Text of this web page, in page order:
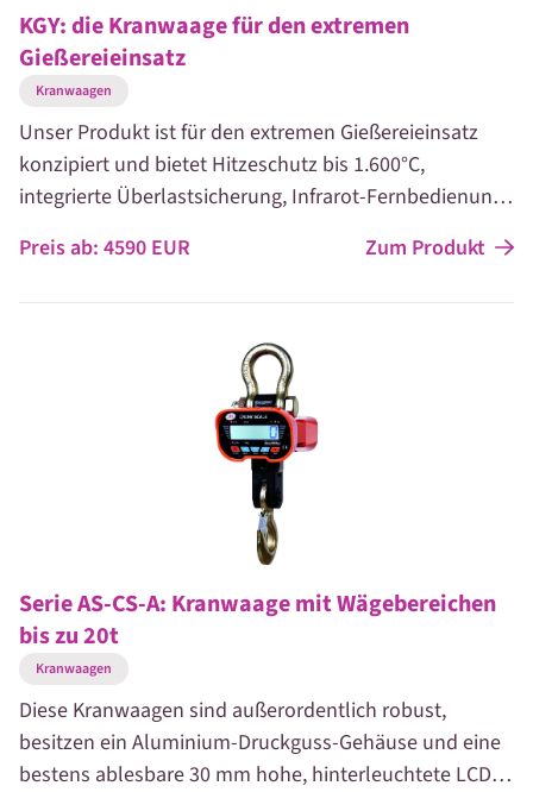
KGY: die Kranwaage für den extremen
Gießereieinsatz
Kranwaagen
Unser Produkt ist für den extremen Gießereieinsatz
konzipiert und bietet Hitzeschutz bis 1.600°C,
integrierte Überlastsicherung, Infrarot-Fernbedienung
Stunden Laufzeit. Es schützt gegen Schocklasten, zeigt
baumustergeprüften Markenanschlagmitteln und
flexiblen Sonderausführungen, ist es vielseitig
einsetzbar und erweiterbar.
Preis ab: 4590 EUR Zum Produkt
Serie AS-CS-A: Kranwaage mit Wägebereichen
bis zu 20t
Kranwaagen
Diese Kranwaagen sind außerordentlich robust,
besitzen ein Aluminium-Druckguss-Gehäuse und eine
bestens ablesbare 30 mm hohe, hinterleuchtete LCD-